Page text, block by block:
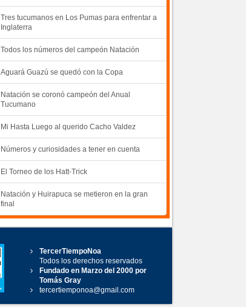
Tres tucumanos en Los Pumas para enfrentar a
Inglaterra
Todos los números del campeón Natación
Aguará Guazú se quedó con la Copa
Natación se coronó campeón del Anual
Tucumano
Mi Hasta Luego al querido Cacho Valdez
Números y curiosidades a tener en cuenta
El Torneo de los Hatt-Trick
Natación y Huirapuca se metieron en la gran
final
TercerTiempoNoa
Todos los derechos reservados
Fundado en Marzo del 2000 por
Tomás Gray
tercertiemponoa@gmail.com